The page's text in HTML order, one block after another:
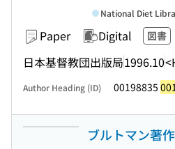
Paper Digital 図書
日本基督教団出版局1996.10
National Diet
Author Heading (ID) 00198835
ブルトマン著